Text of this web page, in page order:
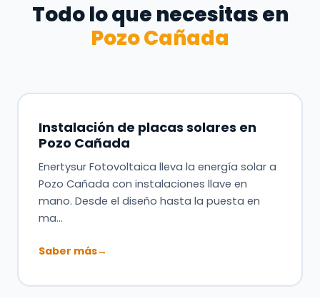
Todo lo que necesitas en
Pozo Cañada
Instalación de placas solares en
Pozo Cañada
Enertysur Fotovoltaica lleva la energía solar a
Pozo Cañada con instalaciones llave en
mano. Desde el diseño hasta la puesta en
ma…
Saber más→